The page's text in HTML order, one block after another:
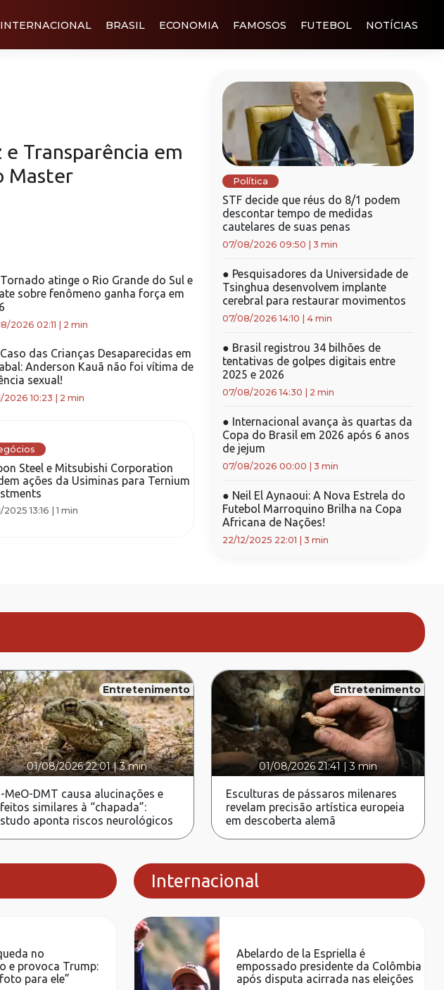
INTERNACIONAL BRASIL ECONOMIA FAMOSOS FUTEBOL NOTÍCIAS
Transparência em
Master
Tornado atinge o Rio Grande do Sul e
sobre fenômeno ganha força em
2026 02:11 2 min
Caso das Crianças Desaparecidas em
Anderson Kauã não foi vítima de
sexual!
2026 10:23 2 min
Steel e Mitsubishi Corporation
ações da Usiminas para Ternium
2025 13:16 |1 min
Política
STF decide que réus do 8/1 podem
descontar tempo de medidas
cautelares de suas penas
07/08/2026 09:50 3 min
● Pesquisadores da Universidade de
Tsinghua desenvolvem implante
cerebral para restaurar movimentos
07/08/2026 14:10 4 min
● Brasil registrou 34 bilhões de
tentativas de golpes digitais entre
2025 e 2026
07/08/2026 14:30 2 min
● Internacional avança às quartas da
Copa do Brasil em 2026 após 6 anos
de jejum
07/08/2026 00:00 3 min
● Neil El Aynaoui: A Nova Estrela do
Futebol Marroquino Brilha na Copa
Africana de Nações!
22/12/2025 22:01 3 min
Entretenimento
01/08/2026 22:01|3 min
MeO-DMT causa alucinações e
similares à “chapada”:
aponta riscos neurológicos
Entretenimento
01/08/2026 21:41 |3 min
Esculturas de pássaros milenares
revelam precisão artística europeia
em descoberta alemã
no
e provoca Trump:
para ele”
Internacional
Abelardo de la Espriella é
empossado presidente da Colômbia
após disputa acirrada nas eleições